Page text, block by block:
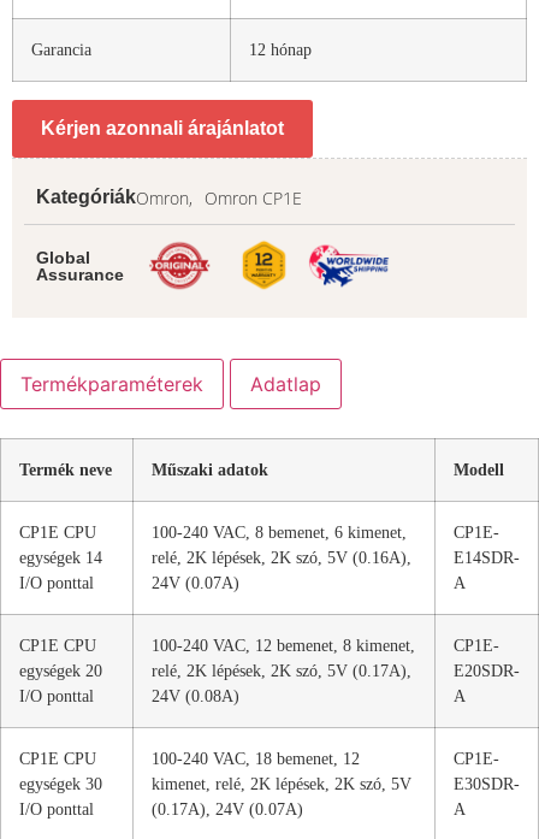
Garancia 12 hónap
Kérjen azonnali árajánlatot
KategóriákOmron, Omron CP1E
Global
Assurance
Termékparaméterek Adatlap
Termék neve Műszaki adatok Modell
CP1E CPU
egységek 14
I/O ponttal
100-240 VAC, 8 bemenet, 6 kimenet,
relé, 2K lépések, 2K szó, 5V (0.16A),
24V (0.07A)
CP1E-
E14SDR-
A
CP1E CPU
egységek 20
I/O ponttal
100-240 VAC, 12 bemenet, 8 kimenet,
relé, 2K lépések, 2K szó, 5V (0.17A),
24V (0.08A)
CP1E-
E20SDR-
A
CP1E CPU
egységek 30
I/O ponttal
100-240 VAC, 18 bemenet, 12
kimenet, relé, 2K lépések, 2K szó, 5V
(0.17A), 24V (0.07A)
CP1E-
E30SDR-
A